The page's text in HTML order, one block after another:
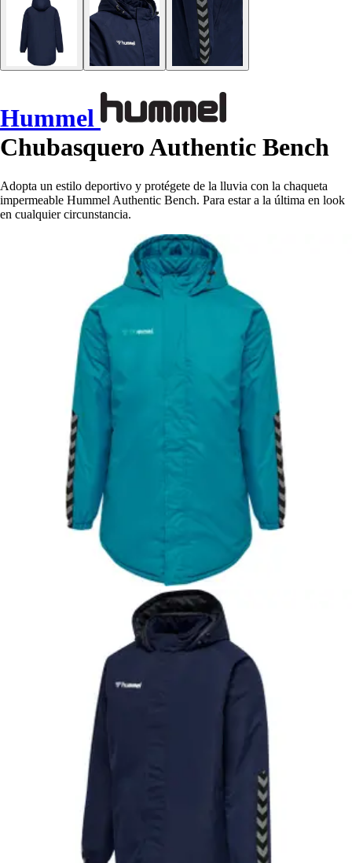
Hummel
Chubasquero Authentic Bench
Adopta un estilo deportivo y protégete de la lluvia con la chaqueta
impermeable Hummel Authentic Bench. Para estar a la última en look
en cualquier circunstancia.